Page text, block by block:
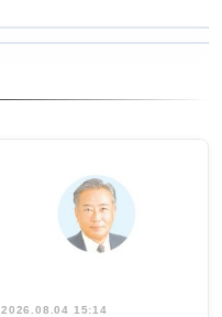
2026.08.04 15:14